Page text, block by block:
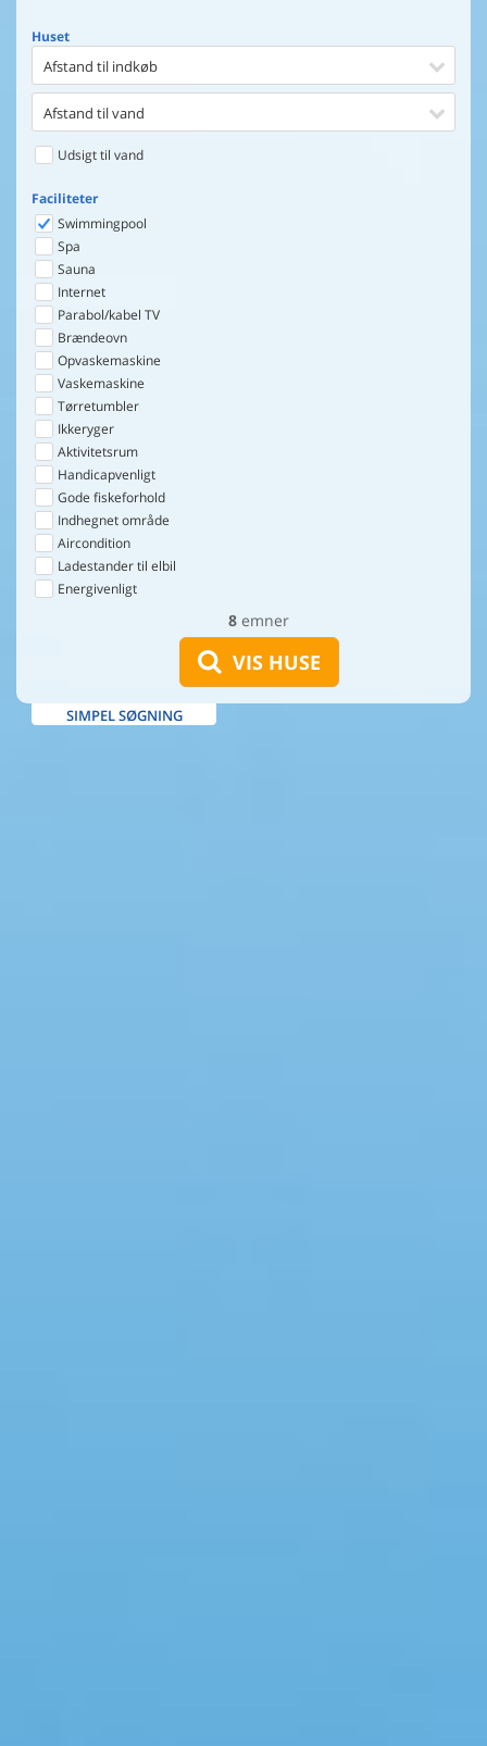
8 emner
VIS HUSE
Huset
Afstand til indkøb
Afstand til vand
Udsigt til vand
Faciliteter
Swimmingpool
Spa
Sauna
Internet
Parabol/kabel TV
Brændeovn
Opvaskemaskine
Vaskemaskine
Tørretumbler
Ikkeryger
Aktivitetsrum
Handicapvenligt
Gode fiskeforhold
Indhegnet område
Aircondition
Ladestander til elbil
Energivenligt
SIMPEL SØGNING